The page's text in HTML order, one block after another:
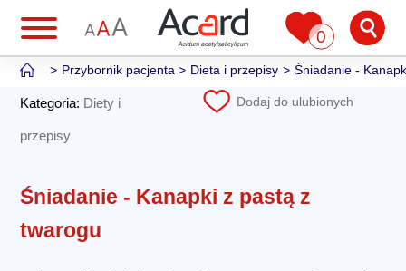
0
Przybornik pacjenta Dieta i przepisy Śniadanie -
Kategoria: Diety i
przepisy
Dodaj do ulubionych
Śniadanie - Kanapki z pastą z
twarogu